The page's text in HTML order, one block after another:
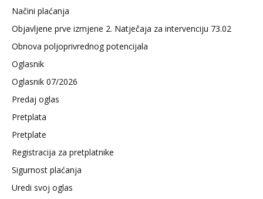
Načini plaćanja
Objavljene prve izmjene 2. Natječaja za intervenciju 73.02
Obnova poljoprivrednog potencijala
Oglasnik
Oglasnik 07/2026
Predaj oglas
Pretplata
Pretplate
Registracija za pretplatnike
Sigurnost plaćanja
Uredi svoj oglas